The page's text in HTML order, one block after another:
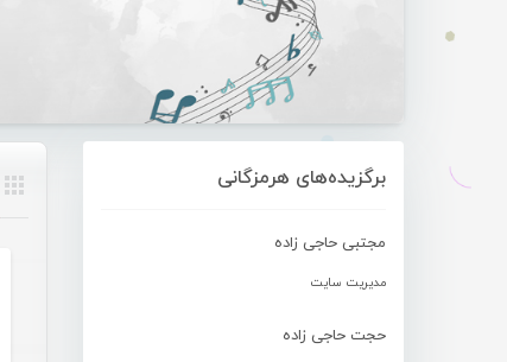
برگزیده‌های هرمزگانی
مجتبی حاجی زاده
مدیریت سایت
حجت حاجی زاده